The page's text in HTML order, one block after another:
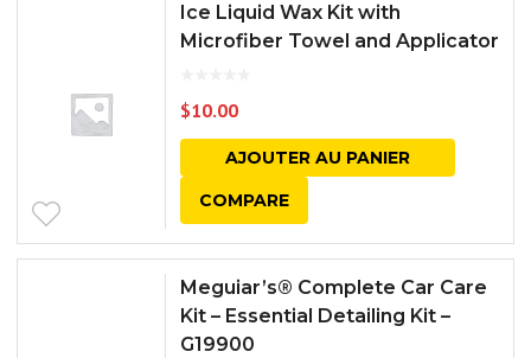
Ice Liquid Wax Kit with
Microfiber Towel and Applicator
$10.00
AJOUTER AU PANIER
COMPARE
Meguiar’s® Complete Car Care
Kit – Essential Detailing Kit –
G19900